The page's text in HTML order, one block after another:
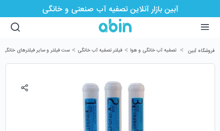
آبین بازار آنلاین تصفیه آب صنعتی و خانگی
فروشگاه آبین > تصفیه آب خانگی و هوا > فیلتر تصفیه آب خانگی > ست فیلتر و سایر فیلترهای خانگی